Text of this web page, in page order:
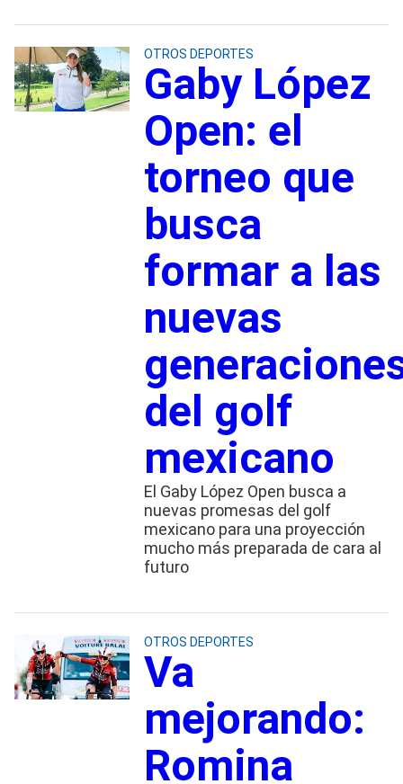
OTROS DEPORTES
Gaby López
Open: el
torneo que
busca
formar a las
nuevas
del golf
mexicano
El Gaby López Open busca a
nuevas promesas del golf
mexicano para una proyección
mucho más preparada de cara al
futuro
OTROS DEPORTES
Va
mejorando:
Romina